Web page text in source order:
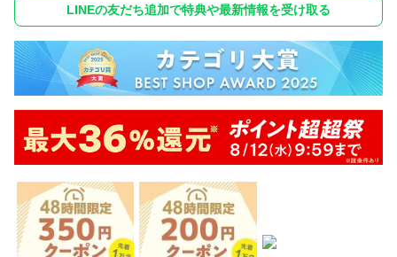
LINEの友だち追加で特典や最新情報を受け取る